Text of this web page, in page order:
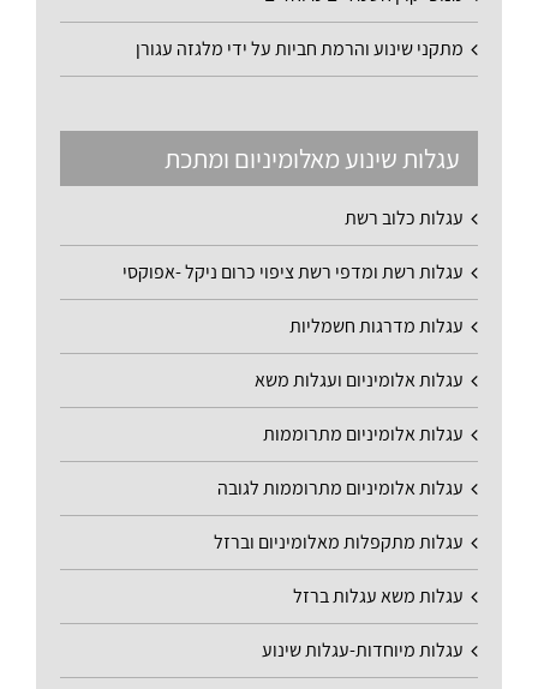
מתקני שינוע והרמת חביות על ידי מלגזה עגורן
עגלות שינוע מאלומיניום ומתכת
עגלות כלוב רשת
עגלות רשת ומדפי רשת ציפוי כרום ניקל -אפוקסי
עגלות מדרגות חשמליות
עגלות אלומיניום ועגלות משא
עגלות אלומיניום מתרוממות
עגלות אלומיניום מתרוממות לגובה
עגלות מתקפלות מאלומיניום וברזל
עגלות משא עגלות ברזל
עגלות מיוחדות-עגלות שינוע